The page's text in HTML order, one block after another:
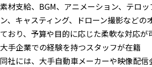
素材支給、BGM、アニメーション、テロ
ン、キャスティング、ドローン撮影などの
ており、予算や目的に応じた柔軟な対応が
大手企業での経験を持つスタッフが在籍
同社には、大手自動車メーカーや映像配信